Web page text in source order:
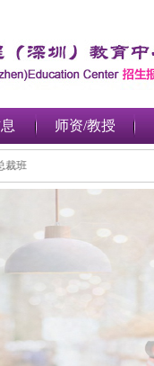
师资/教授
总裁班